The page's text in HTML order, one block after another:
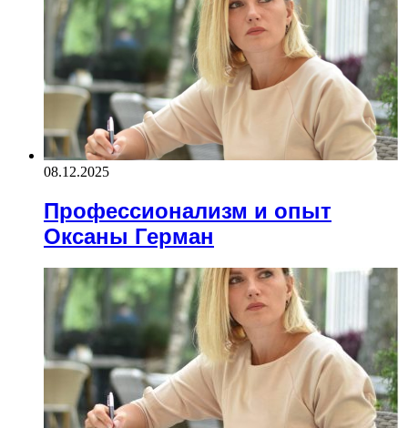
08.12.2025
Профессионализм и опыт
Оксаны Герман